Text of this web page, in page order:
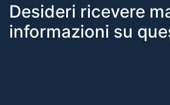
Desideri ricevere
informazioni su